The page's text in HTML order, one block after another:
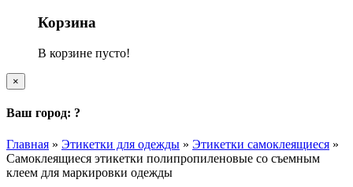
Корзина
В корзине пусто!
×
Ваш город: ?
Главная » Этикетки для одежды » Этикетки самоклеящиеся »
Самоклеящиеся этикетки полипропиленовые со съемным
клеем для маркировки одежды